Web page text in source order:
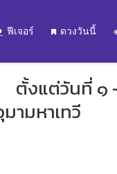
ฟีเจอร์ ดวงวันนี้
ตั้งแต่วันที่ ๑
ามหาเทวี